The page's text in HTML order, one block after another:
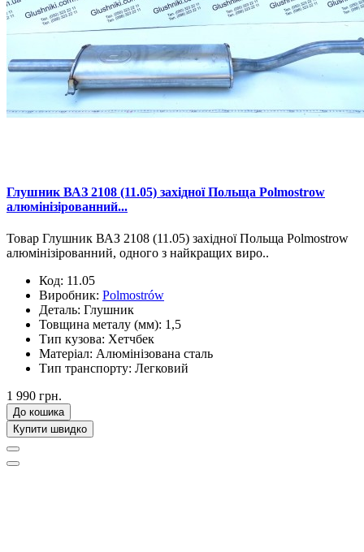
Глушник ВАЗ 2108 (11.05) західної Польща Polmostrow
алюмінізірованний...
Товар Глушник ВАЗ 2108 (11.05) західної Польща Polmostrow
алюмінізірованний, одного з найкращих виро..
Код: 11.05
Виробник: Polmostrów
Деталь: Глушник
Товщина металу (мм): 1,5
Тип кузова: Хетчбек
Матеріал: Алюмінізована сталь
Тип транспорту: Легковий
1 990 грн.
До кошика
Купити швидко